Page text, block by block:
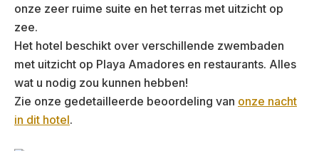
onze zeer ruime suite en het terras met uitzicht op
zee.
Het hotel beschikt over verschillende zwembaden
met uitzicht op Playa Amadores en restaurants. Alles
wat u nodig zou kunnen hebben!
Zie onze gedetailleerde beoordeling van onze nacht
in dit hotel.